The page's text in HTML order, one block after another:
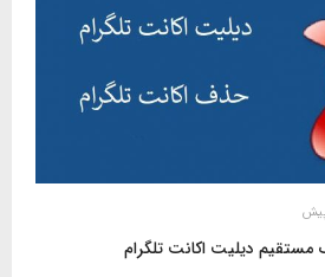
مستقیم دیلیت اکانت تلگرام